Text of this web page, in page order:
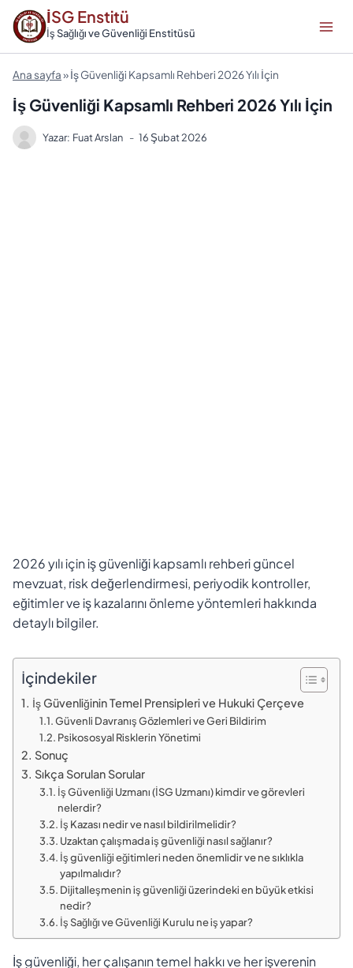
Skip
content
İSG Enstitü
İş Sağlığı ve Güvenliği Enstitüsü
Ana sayfa»İş Güvenliği Kapsamlı Rehberi 2026 Yılı İçin
İş Güvenliği Kapsamlı Rehberi 2026 Yılı İçin
Yazar: Fuat Arslan 16 Şubat 2026
2026 yılı için iş güvenliği kapsamlı rehberi güncel
mevzuat, risk değerlendirmesi, periyodik kontroller,
eğitimler ve iş kazalarını önleme yöntemleri hakkında
detaylı bilgiler.
İçindekiler
İş Güvenliğinin Temel Prensipleri ve Hukuki Çerçeve
Güvenli Davranış Gözlemleri ve Geri Bildirim
Psikososyal Risklerin Yönetimi
Sonuç
Sıkça Sorulan Sorular
İş Güvenliği Uzmanı (İSG Uzmanı) kimdir ve görevleri
nelerdir?
İş Kazası nedir ve nasıl bildirilmelidir?
Uzaktan çalışmada iş güvenliği nasıl sağlanır?
İş güvenliği eğitimleri neden önemlidir ve ne sıklıkla
yapılmalıdır?
Dijitalleşmenin iş güvenliği üzerindeki en büyük etkisi
nedir?
İş Sağlığı ve Güvenliği Kurulu ne iş yapar?
İş güvenliği, her çalışanın temel hakkı ve her işverenin